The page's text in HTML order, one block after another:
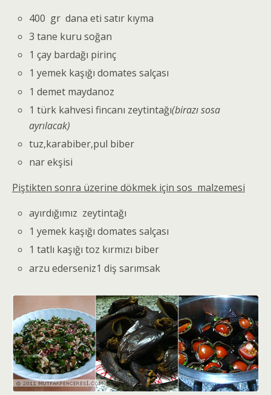
400 gr dana eti satır kıyma
3 tane kuru soğan
1 çay bardağı pirinç
1 yemek kaşığı domates salçası
1 demet maydanoz
1 türk kahvesi fincanı zeytintağı(birazı sosa
ayrılacak)
tuz,karabiber,pul biber
nar ekşisi
Piştikten sonra üzerine dökmek için sos malzemesi
ayırdığımız zeytintağı
1 yemek kaşığı domates salçası
1 tatlı kaşığı toz kırmızı biber
arzu ederseniz1 diş sarımsak